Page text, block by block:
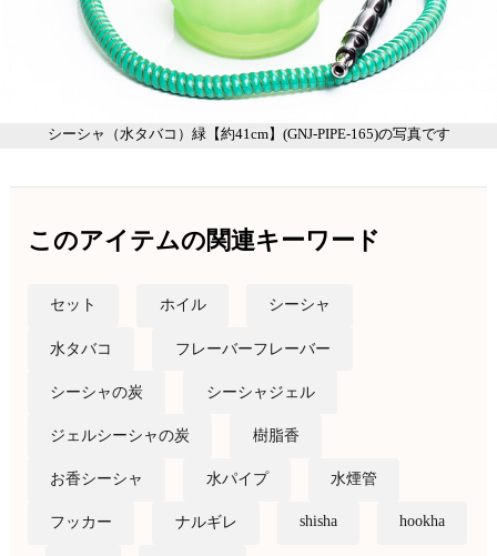
シーシャ（水タバコ）緑【約41cm】(GNJ-PIPE-165)の写真です
このアイテムの関連キーワード
セット ホイル シーシャ
水タバコ フレーバーフレーバー
シーシャの炭 シーシャジェル
ジェルシーシャの炭 樹脂香
お香シーシャ 水パイプ 水煙管
フッカー ナルギレ shisha hookha